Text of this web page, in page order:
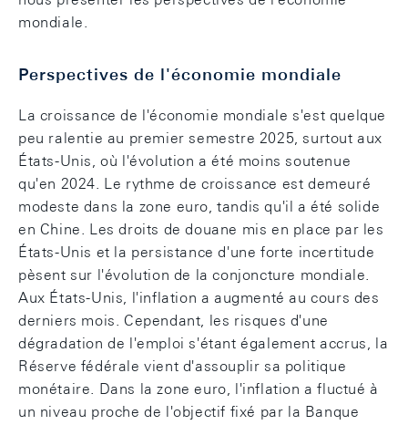
mondiale.
Perspectives de l'économie mondiale
La croissance de l'économie mondiale s'est quelque
peu ralentie au premier semestre 2025, surtout aux
États-Unis, où l'évolution a été moins soutenue
qu'en 2024. Le rythme de croissance est demeuré
modeste dans la zone euro, tandis qu'il a été solide
en Chine. Les droits de douane mis en place par les
États-Unis et la persistance d'une forte incertitude
pèsent sur l'évolution de la conjoncture mondiale.
Aux États-Unis, l'inflation a augmenté au cours des
derniers mois. Cependant, les risques d'une
dégradation de l'emploi s'étant également accrus, la
Réserve fédérale vient d'assouplir sa politique
monétaire. Dans la zone euro, l'inflation a fluctué à
un niveau proche de l'objectif fixé par la Banque